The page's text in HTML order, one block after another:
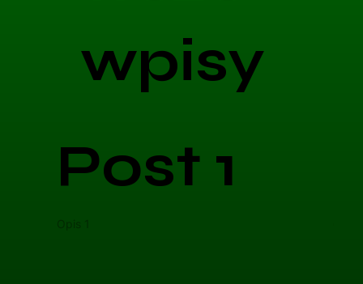
wpisy
Post 1
Opis 1